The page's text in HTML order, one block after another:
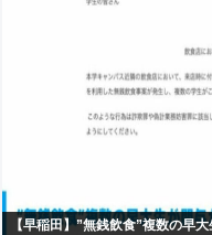
【早稲田】”無銭飲食”複数の早